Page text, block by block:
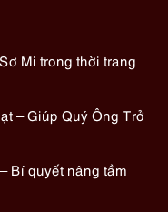
Mi trong thời trang
– Giúp Quý Ông Trở
Bí quyết nâng tầm